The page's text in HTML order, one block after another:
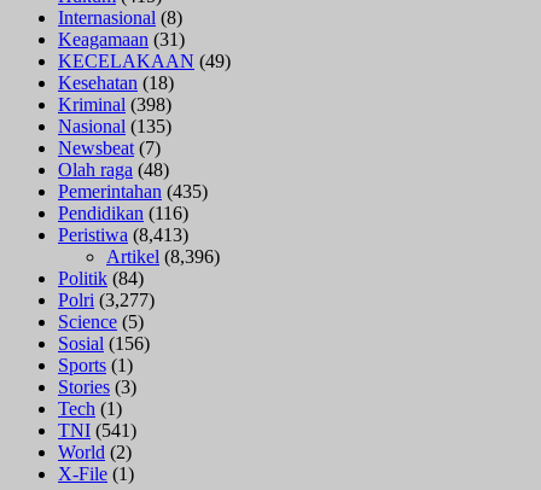
Internasional (8)
Keagamaan (31)
KECELAKAAN (49)
Kesehatan (18)
Kriminal (398)
Nasional (135)
Newsbeat (7)
Olah raga (48)
Pemerintahan (435)
Pendidikan (116)
Peristiwa (8,413)
Artikel (8,396)
Politik (84)
Polri (3,277)
Science (5)
Sosial (156)
Sports (1)
Stories (3)
Tech (1)
TNI (541)
World (2)
X-File (1)